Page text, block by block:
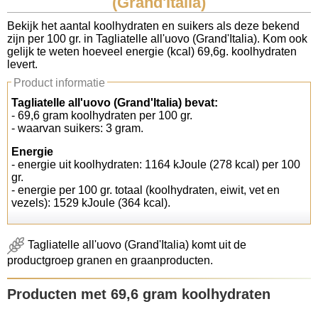
Koolhydraten tellen
Links
Bekijk het aantal koolhydraten en suikers als deze bekend
zijn per 100 gr. in Tagliatelle all'uovo (Grand'Italia). Kom ook
gelijk te weten hoeveel energie (kcal) 69,6g. koolhydraten
levert.
Product informatie
Tagliatelle all'uovo (Grand'Italia) bevat:
- 69,6 gram koolhydraten per 100 gr.
- waarvan suikers: 3 gram.
Energie
- energie uit koolhydraten: 1164 kJoule (278 kcal) per 100
gr.
- energie per 100 gr. totaal (koolhydraten, eiwit, vet en
vezels): 1529 kJoule (364 kcal).
Tagliatelle all'uovo (Grand'Italia) komt uit de
productgroep granen en graanproducten.
Producten met 69,6 gram koolhydraten